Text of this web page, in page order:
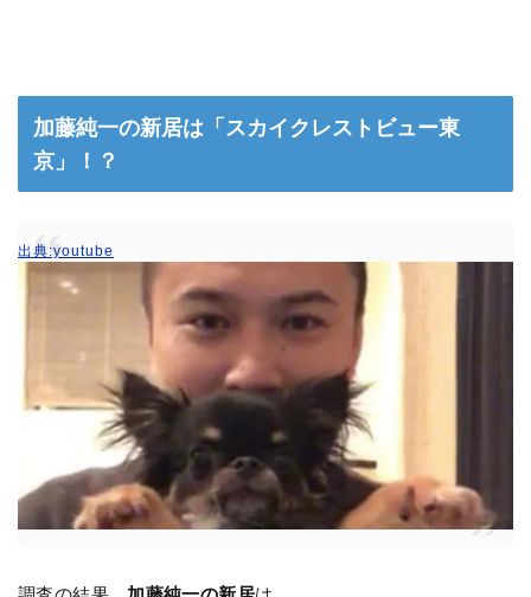
加藤純一の新居は「スカイクレストビュー東
京」！？
出典:youtube